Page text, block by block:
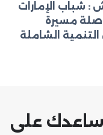
: شباب الإمارات
مسيرة
الشاملة
على